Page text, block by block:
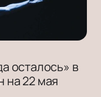
осталось» в
на 22 мая